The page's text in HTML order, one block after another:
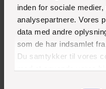
inden for sociale
analysepartnere. Vores
data med andre
som de har indsamlet
Du samtykker til vores